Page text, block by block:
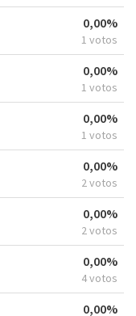
0,00%
1 votos
0,00%
1 votos
0,00%
1 votos
0,00%
2 votos
0,00%
2 votos
0,00%
4 votos
0,00%